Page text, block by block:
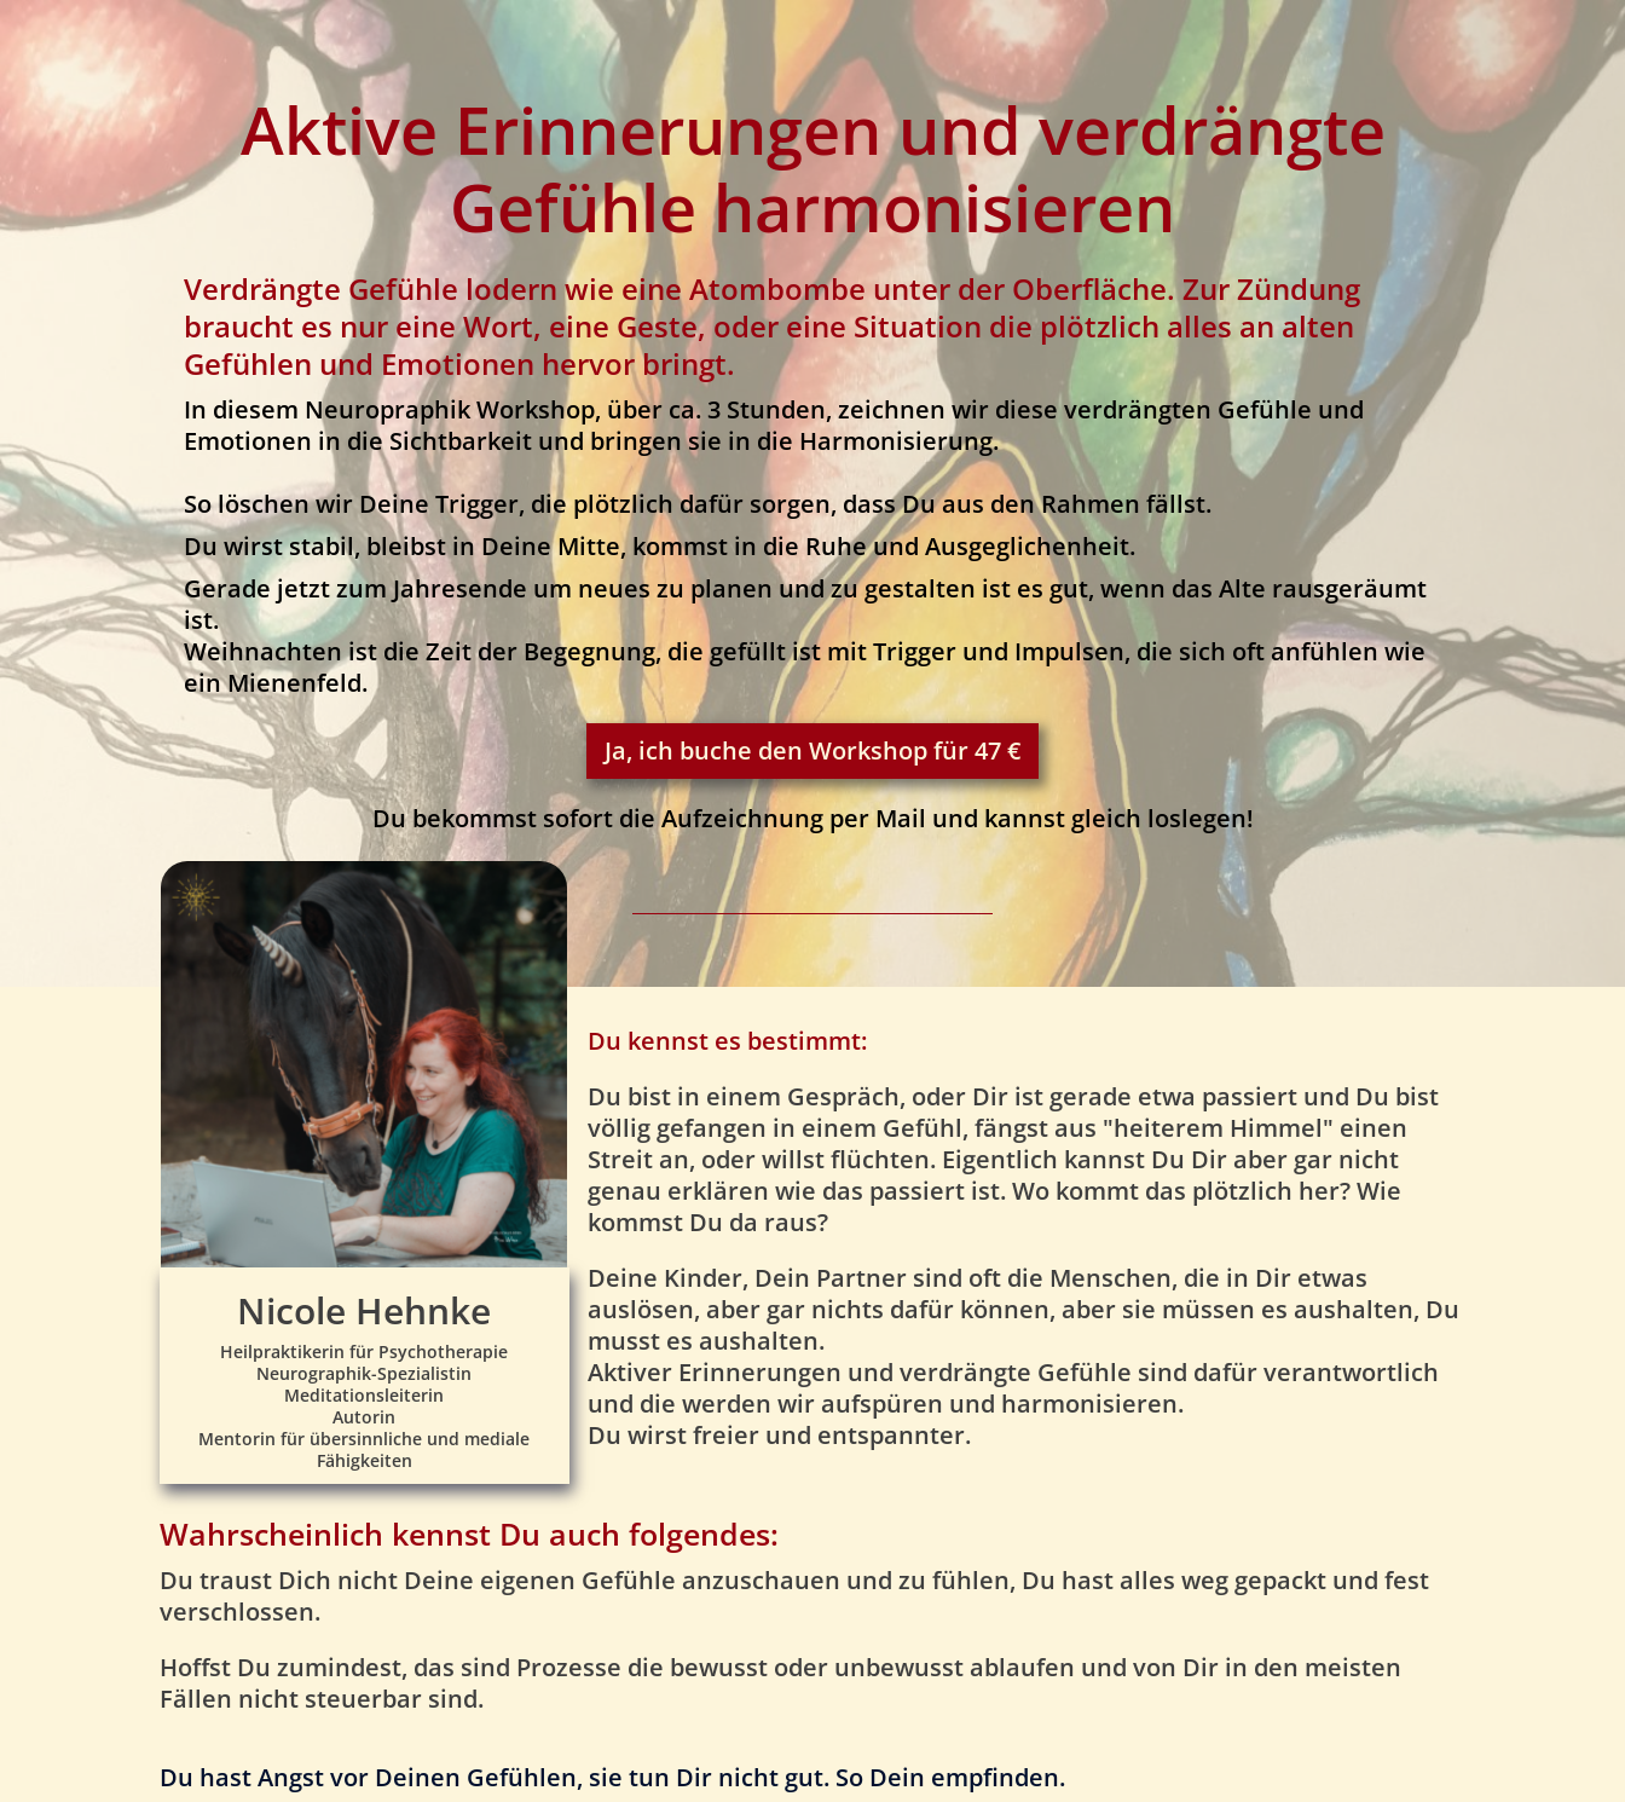
Aktive Erinnerungen und verdrängte
Gefühle harmonisieren
Verdrängte Gefühle lodern wie eine Atombombe unter der Oberfläche. Zur Zündung
braucht es nur eine Wort, eine Geste, oder eine Situation die plötzlich alles an alten
Gefühlen und Emotionen hervor bringt.
In diesem Neuropraphik Workshop, über ca. 3 Stunden, zeichnen wir diese verdrängten Gefühle und
Emotionen in die Sichtbarkeit und bringen sie in die Harmonisierung.
So löschen wir Deine Trigger, die plötzlich dafür sorgen, dass Du aus den Rahmen fällst.
Du wirst stabil, bleibst in Deine Mitte, kommst in die Ruhe und Ausgeglichenheit.
Gerade jetzt zum Jahresende um neues zu planen und zu gestalten ist es gut, wenn das Alte rausgeräumt
ist.
Weihnachten ist die Zeit der Begegnung, die gefüllt ist mit Trigger und Impulsen, die sich oft anfühlen wie
ein Mienenfeld.
Ja, ich buche den Workshop für 47 €
Du bekommst sofort die Aufzeichnung per Mail und kannst gleich loslegen!
Nicole Hehnke
Heilpraktikerin für Psychotherapie
Neurographik-Spezialistin
Meditationsleiterin
Autorin
Mentorin für übersinnliche und mediale
Fähigkeiten
Du kennst es bestimmt:
Du bist in einem Gespräch, oder Dir ist gerade etwa passiert und Du bist
völlig gefangen in einem Gefühl, fängst aus "heiterem Himmel" einen
Streit an, oder willst flüchten. Eigentlich kannst Du Dir aber gar nicht
genau erklären wie das passiert ist. Wo kommt das plötzlich her? Wie
kommst Du da raus?
Deine Kinder, Dein Partner sind oft die Menschen, die in Dir etwas
auslösen, aber gar nichts dafür können, aber sie müssen es aushalten, Du
musst es aushalten.
Aktiver Erinnerungen und verdrängte Gefühle sind dafür verantwortlich
und die werden wir aufspüren und harmonisieren.
Du wirst freier und entspannter.
Wahrscheinlich kennst Du auch folgendes:
Du traust Dich nicht Deine eigenen Gefühle anzuschauen und zu fühlen, Du hast alles weg gepackt und fest
verschlossen.
Hoffst Du zumindest, das sind Prozesse die bewusst oder unbewusst ablaufen und von Dir in den meisten
Fällen nicht steuerbar sind.
Du hast Angst vor Deinen Gefühlen, sie tun Dir nicht gut. So Dein empfinden.